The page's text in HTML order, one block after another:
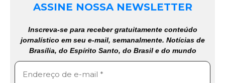
ASSINE NOSSA NEWSLETTER
Inscreva-se para receber gratuitamente conteúdo
jornalístico em seu e-mail, semanalmente. Notícias de
Brasília, do Espírito Santo, do Brasil e do mundo